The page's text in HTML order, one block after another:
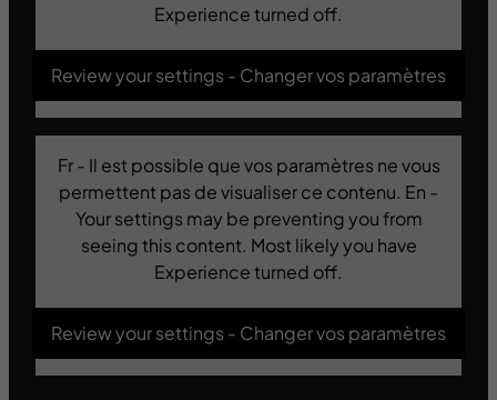
Experience turned off.
Review your settings - Changer vos paramètres
Fr - Il est possible que vos paramètres ne vous
permettent pas de visualiser ce contenu. En -
Your settings may be preventing you from
seeing this content. Most likely you have
Experience turned off.
Review your settings - Changer vos paramètres